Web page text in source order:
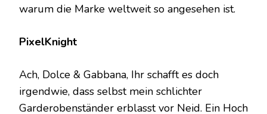
warum die Marke weltweit so angesehen ist.
PixelKnight
Ach, Dolce & Gabbana, Ihr schafft es doch
irgendwie, dass selbst mein schlichter
Garderobenständer erblasst vor Neid. Ein Hoch